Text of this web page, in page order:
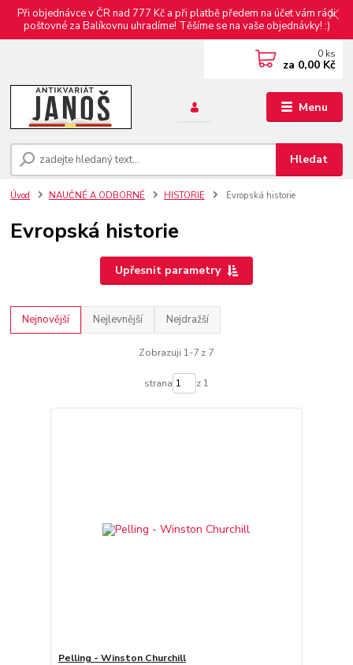
Při objednávce v ČR nad 777 Kč a při platbě předem na účet vám rádi
poštovné za Balíkovnu uhradíme! Těšíme se na vaše objednávky! :)
Menu
Hledat
0 ks
za 0,00 Kč
Úvod NAUČNÉ A ODBORNÉ HISTORIE Evropská historie
Evropská historie
Upřesnit parametry
Nejnovější Nejlevnější Nejdražší
Zobrazuji 1-7 z 7
strana z 1
Pelling - Winston Churchill